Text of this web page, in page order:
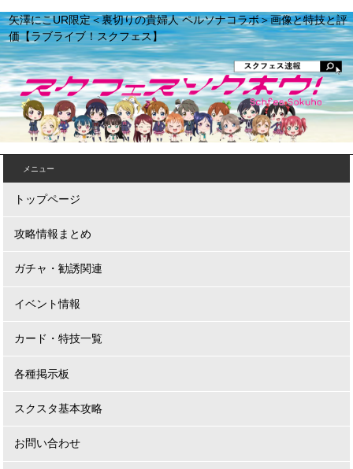
矢澤にこUR限定＜裏切りの貴婦人 ペルソナコラボ＞画像と特技と評
価【ラブライブ！スクフェス】
メニュー
トップページ
攻略情報まとめ
ガチャ・勧誘関連
イベント情報
カード・特技一覧
各種掲示板
スクスタ基本攻略
お問い合わせ